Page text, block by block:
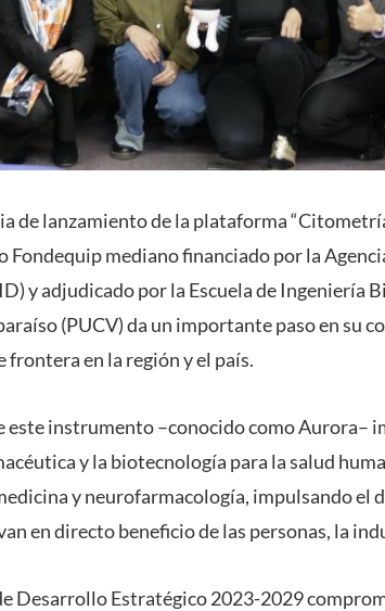
de lanzamiento de la plataforma
Fondequip mediano financiado por la
y adjudicado por la Escuela de Ingeniería
(PUCV) da un importante paso en su
frontera en la región y el país.
este instrumento –conocido como Aurora–
y la biotecnología para la salud
y neurofarmacología, impulsando el
en directo beneficio de las personas, la
Desarrollo Estratégico 2023-2029